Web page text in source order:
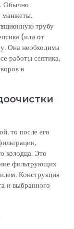
Обычно
манжеты.
трубу
(или от
Она необходима
работы септика,
в
то после его
колодца. Это
фильтрующих
Конструкция
и выбранного